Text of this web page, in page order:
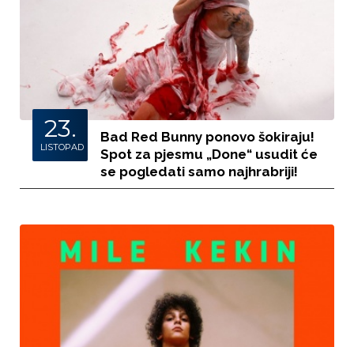
23.
LISTOPAD
Bad Red Bunny ponovo šokiraju!
Spot za pjesmu „Done“ usudit će
se pogledati samo najhrabriji!